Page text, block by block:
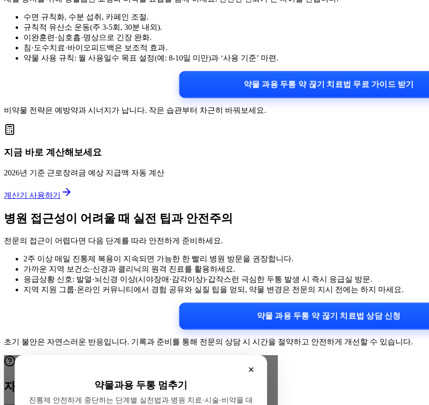
수면 규칙화, 수분 섭취, 카페인 조절.
규칙적 유산소 운동(주 3-5회, 30분 내외).
이완훈련·심호흡·명상으로 긴장 완화.
침·도수치료·바이오피드백은 보조적 효과.
약물 사용 규칙: 월 사용일수 목표 설정(예: 8-10일 미만)과 ‘사용 기준’ 마련.
약물 과용 두통 약 끊기 치료법 무료 가이드 받기
비약물 전략은 예방약과 시너지가 납니다. 작은 습관부터 차근히 바꿔보세요.
지금 바로 계산해보세요
2026년 기준 근로장려금 예상 지급액 자동 계산
계산기 사용하기
병원 접근성이 어려울 때 실전 팁과 안전주의
전문의 접근이 어렵다면 다음 단계를 따라 안전하게 준비하세요.
2주 이상 매일 진통제 복용이 지속되면 가능한 한 빨리 병원 방문을 권장합니다.
가까운 지역 보건소·신경과 클리닉의 원격 진료를 활용하세요.
응급상황 신호: 발열·뇌신경 이상(시야장애·감각이상)·갑작스런 극심한 두통 발생 시 즉시 응급실 방문.
지역 지원 그룹·온라인 커뮤니티에서 경험 공유와 실질 팁을 얻되, 약물 변경은 전문의 지시 전에는 하지 마세요.
약물 과용 두통 약 끊기 치료법 상담 신청
초기 불안은 자연스러운 반응입니다. 기록과 준비를 통해 전문의 상담 시 시간을 절약하고 안전하게 개선할 수 있습니다.
×
약물과용 두통 멈추기
진통제 안전하게 중단하는 단계별 실천법과 병원 치료·시술·비약물 대
자주 묻는 질문